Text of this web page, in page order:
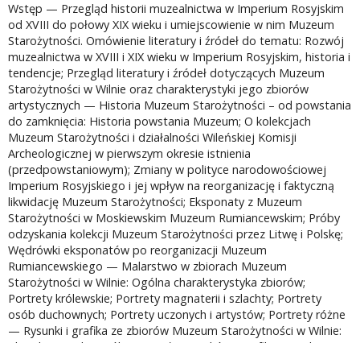
Wstęp — Przegląd historii muzealnictwa w Imperium Rosyjskim
od XVIII do połowy XIX wieku i umiejscowienie w nim Muzeum
Starożytności. Omówienie literatury i źródeł do tematu: Rozwój
muzealnictwa w XVIII i XIX wieku w Imperium Rosyjskim, historia i
tendencje; Przegląd literatury i źródeł dotyczących Muzeum
Starożytności w Wilnie oraz charakterystyki jego zbiorów
artystycznych — Historia Muzeum Starożytności – od powstania
do zamknięcia: Historia powstania Muzeum; O kolekcjach
Muzeum Starożytności i działalności Wileńskiej Komisji
Archeologicznej w pierwszym okresie istnienia
(przedpowstaniowym); Zmiany w polityce narodowościowej
Imperium Rosyjskiego i jej wpływ na reorganizację i faktyczną
likwidację Muzeum Starożytności; Eksponaty z Muzeum
Starożytności w Moskiewskim Muzeum Rumiancewskim; Próby
odzyskania kolekcji Muzeum Starożytności przez Litwę i Polskę;
Wędrówki eksponatów po reorganizacji Muzeum
Rumiancewskiego — Malarstwo w zbiorach Muzeum
Starożytności w Wilnie: Ogólna charakterystyka zbiorów;
Portrety królewskie; Portrety magnaterii i szlachty; Portrety
osób duchownych; Portrety uczonych i artystów; Portrety różne
— Rysunki i grafika ze zbiorów Muzeum Starożytności w Wilnie: